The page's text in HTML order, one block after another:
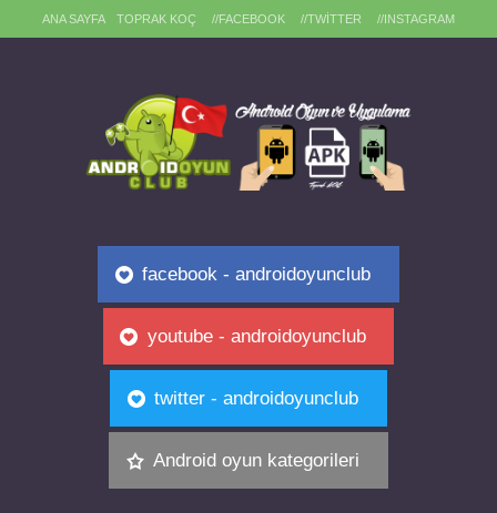
ANA SAYFA TOPRAK KOÇ //FACEBOOK //TWITTER //INSTAGRAM
facebook - androidoyunclub
youtube - androidoyunclub
twitter - androidoyunclub
Android oyun kategorileri